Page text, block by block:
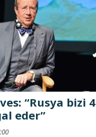
“Rusya bizi 4
eder”